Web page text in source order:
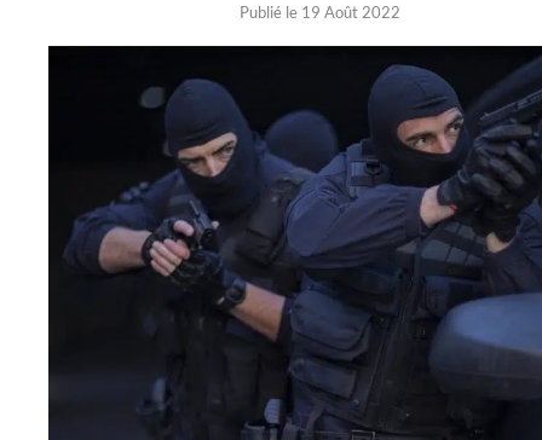
Publié le 19 Août 2022